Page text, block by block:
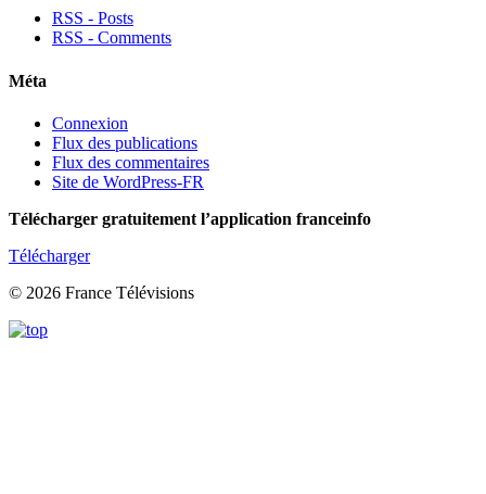
RSS - Posts
RSS - Comments
Méta
Connexion
Flux des publications
Flux des commentaires
Site de WordPress-FR
Télécharger gratuitement l’application franceinfo
Télécharger
© 2026 France Télévisions